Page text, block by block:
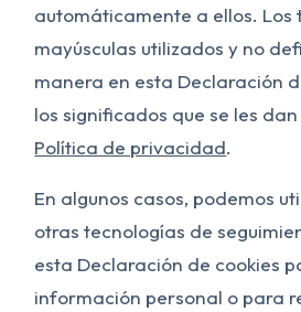
automáticamente a ellos. Los
mayúsculas utilizados y no
manera en esta Declaración
los significados que se les
Política de privacidad.
En algunos casos, podemos
otras tecnologías de
esta Declaración de cookies
información personal o para